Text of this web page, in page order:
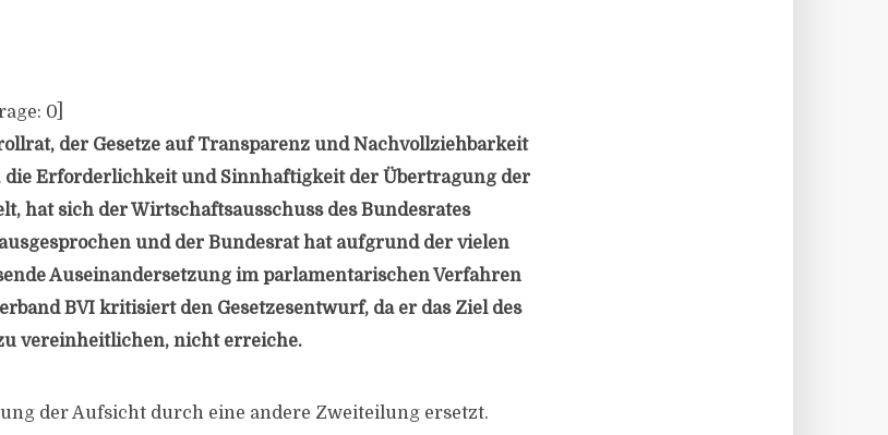
0
der Gesetze auf Transparenz und Nachvollziehbarkeit
Erforderlichkeit und Sinnhaftigkeit der Übertragung der
hat sich der Wirtschaftsausschuss des Bundesrates
und der Bundesrat hat aufgrund der vielen
Auseinandersetzung im parlamentarischen Verfahren
BVI kritisiert den Gesetzesentwurf, da er das Ziel des
vereinheitlichen, nicht erreiche.
der Aufsicht durch eine andere Zweiteilung ersetzt.